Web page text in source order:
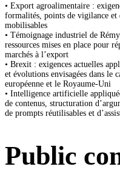
• Export agroalimentaire :
formalités, points de vigilance et
mobilisables
• Témoignage industriel de
ressources mises en place pour
marchés à l’export
• Brexit : exigences actuelles
et évolutions envisagées dans le
européenne et le Royaume-Uni
• Intelligence artificielle
de contenus, structuration
de prompts réutilisables et
Public